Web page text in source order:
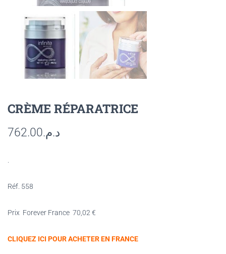
CRÈME RÉPARATRICE
د.م.762.00
Réf. 558
Prix Forever France 70,02 €
CLIQUEZ ICI POUR ACHETER EN FRANCE